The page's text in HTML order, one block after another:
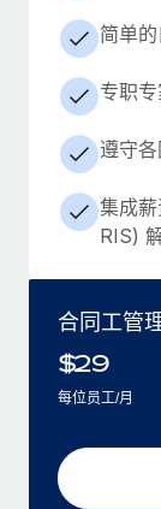
简单
专职
遵守
集成
RIS)
合同工管
$29
每位员工/月